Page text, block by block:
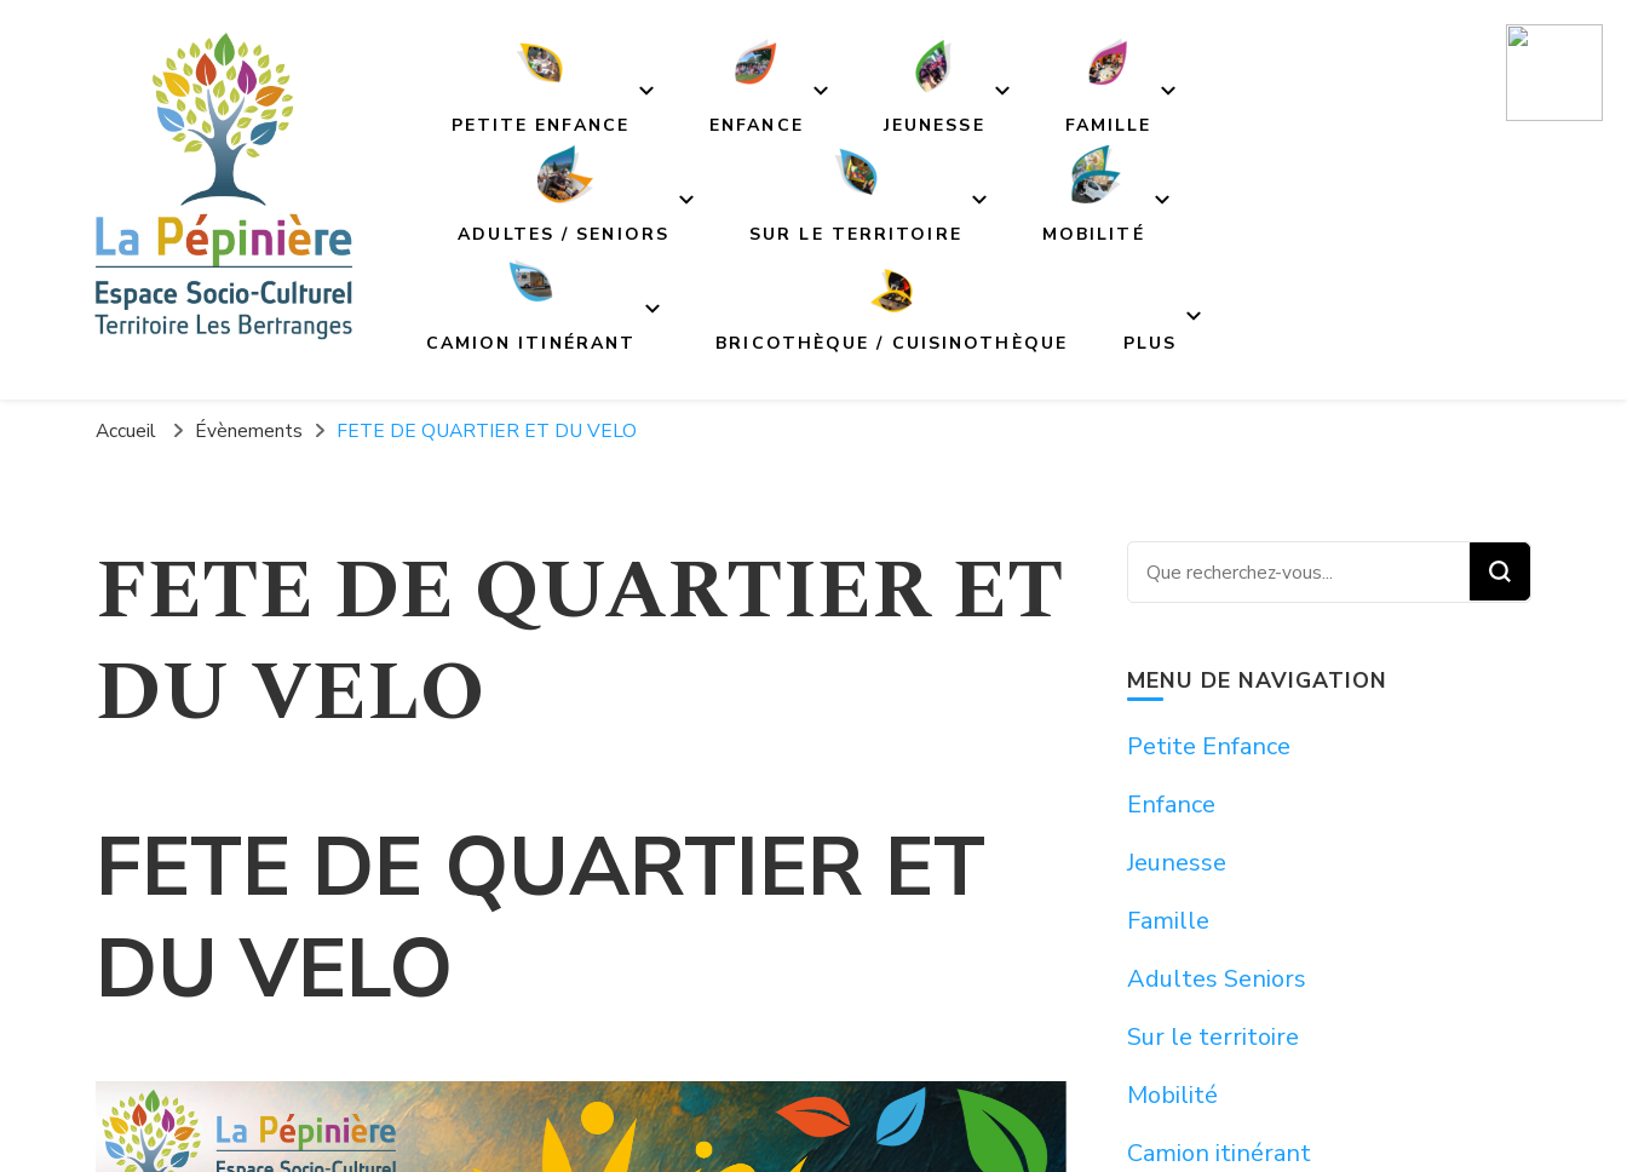
La Pépinière Espace Socio-Culturel
La Pépinière Espace Socio-Culturel
PETITE ENFANCE ENFANCE JEUNESSE FAMILLE
ADULTES / SENIORS SUR LE TERRITOIRE MOBILITÉ
CAMION ITINÉRANT BRICOTHÈQUE / CUISINOTHÈQUE PLUS
Accueil Évènements FETE DE QUARTIER ET DU VELO
FETE DE QUARTIER ET
DU VELO
FETE DE QUARTIER ET
DU VELO
Vous recherchiez quelque
chose ?
MENU DE NAVIGATION
Petite Enfance
Enfance
Jeunesse
Famille
Adultes Seniors
Sur le territoire
Mobilité
Camion itinérant